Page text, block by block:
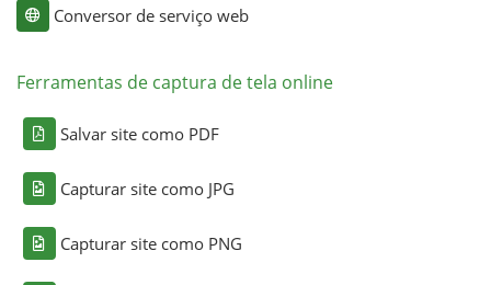
Conversor de serviço web
Ferramentas de captura de tela online
Salvar site como PDF
Capturar site como JPG
Capturar site como PNG